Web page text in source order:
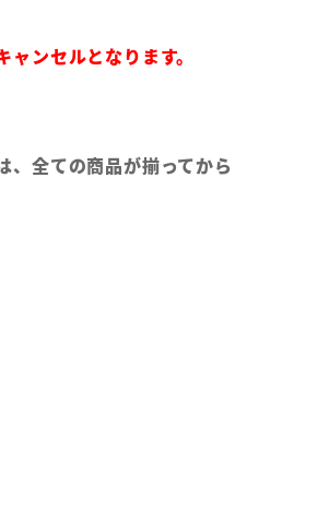
ンセルとなります。
、全ての商品が揃ってから